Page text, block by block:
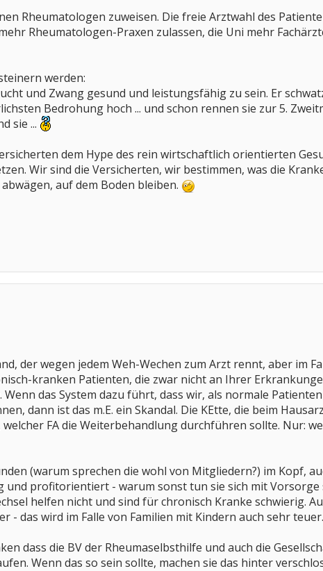
Rheumatologen zuweisen. Die freie Arztwahl des
Rheumatologen-Praxen zulassen, die Uni mehr
werden:
und Zwang gesund und leistungsfähig zu sein. Er
Bedrohung hoch ... und schon rennen sie zur 5.
sie ...
dem Hype des rein wirtschaftlich orientierten
Wir sind die Versicherten, wir bestimmen, was die
auf dem Boden bleiben.
der wegen jedem Weh-Wechen zum Arzt rennt, aber im
kranken Patienten, die zwar nicht an Ihrer
das System dazu führt, dass wir, als normale
dann ist das m.E. ein Skandal. Die KEtte, die beim
FA die Weiterbehandlung durchführen sollte. Nur:
(warum sprechen die wohl von Mitgliedern?) im Kopf,
profitorientiert - warum sonst tun sie sich mit Vorsorge
helfen nicht und sind für chronisch Kranke schwierig.
- das wird im Falle von Familien mit Kindern auch sehr
dass die BV der Rheumaselbsthilfe und auch die
Wenn das so sein sollte, machen sie das hinter